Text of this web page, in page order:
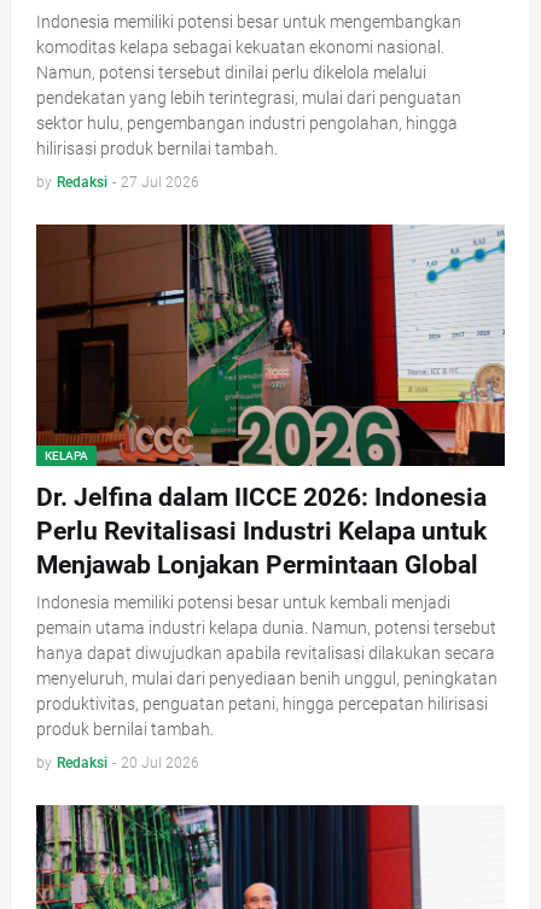
Indonesia memiliki potensi besar untuk mengembangkan
komoditas kelapa sebagai kekuatan ekonomi nasional.
Namun, potensi tersebut dinilai perlu dikelola melalui
pendekatan yang lebih terintegrasi, mulai dari penguatan
sektor hulu, pengembangan industri pengolahan, hingga
hilirisasi produk bernilai tambah.
by Redaksi - 27 Jul 2026
KELAPA
Dr. Jelfina dalam IICCE 2026: Indonesia
Perlu Revitalisasi Industri Kelapa untuk
Menjawab Lonjakan Permintaan Global
Indonesia memiliki potensi besar untuk kembali menjadi
pemain utama industri kelapa dunia. Namun, potensi tersebut
hanya dapat diwujudkan apabila revitalisasi dilakukan secara
menyeluruh, mulai dari penyediaan benih unggul, peningkatan
produktivitas, penguatan petani, hingga percepatan hilirisasi
produk bernilai tambah.
by Redaksi - 20 Jul 2026